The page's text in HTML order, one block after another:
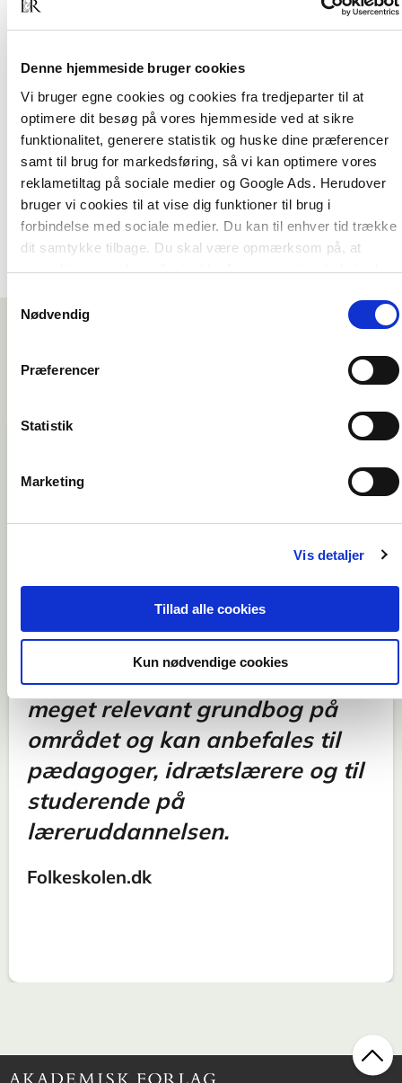
Denne hjemmeside bruger cookies
Vi bruger egne cookies og cookies fra tredjeparter til at
optimere dit besøg på vores hjemmeside ved at sikre
funktionalitet, generere statistik og huske dine præferencer
samt til brug for markedsføring, så vi kan optimere vores
reklametiltag på sociale medier og Google Ads. Herudover
bruger vi cookies til at vise dig funktioner til brug i
forbindelse med sociale medier. Du kan til enhver tid trække
dit samtykke tilbage. Du skal være opmærksom på, at
vores hjemmeside muligvis ikke fungerer optimalt, hvis du
Nødvendig
Præferencer
Statistik
Marketing
Vis detaljer
Tillad alle cookies
Kun nødvendige cookies
Peter Büchner Hede
Rasmus Qvist
Tina Damgaard
Tina Strømsborg Jensen
Bogen er yderst velskrevet og
giver anledning til diskussion
og refleksion om bevægelse,
kropsbevidsthed, livskvalitet,
fællesskab, mødet mellem
mennesker og læring gennem
bevægelse. Det er en god og
meget relevant grundbog på
området og kan anbefales til
pædagoger, idrætslærere og til
studerende på
læreruddannelsen.
Folkeskolen.dk